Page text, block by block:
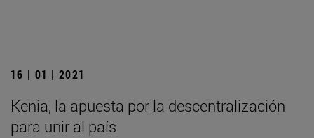
16 | 01 | 2021
Kenia, la apuesta por la descentralización
para unir al país